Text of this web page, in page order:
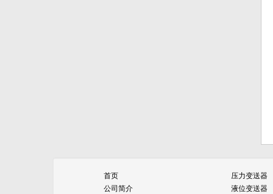
首页
公司简介
压力变送器
液位变送器